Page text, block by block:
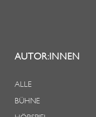
AUTOR:INNEN
ALLE
BÜHNE